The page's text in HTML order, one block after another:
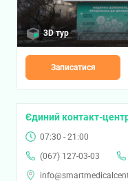
3D тур
Записатися
Єдиний контакт-
07:30 - 21:00
(067) 127-03-03